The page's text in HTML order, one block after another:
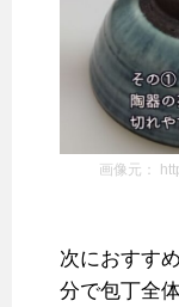
画像元：
次におすす
分で包丁全